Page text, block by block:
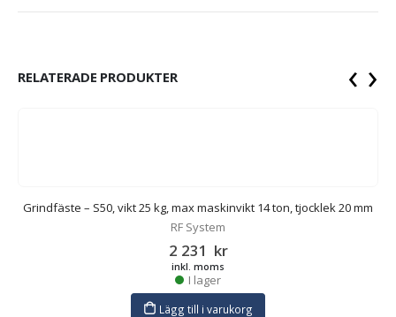
RELATERADE PRODUKTER
Grindfäste – S50, vikt 25 kg, max maskinvikt 14 ton, tjocklek 20 mm
RF System
2 231 kr
inkl. moms
I lager
Lägg till i varukorg
‹ ›